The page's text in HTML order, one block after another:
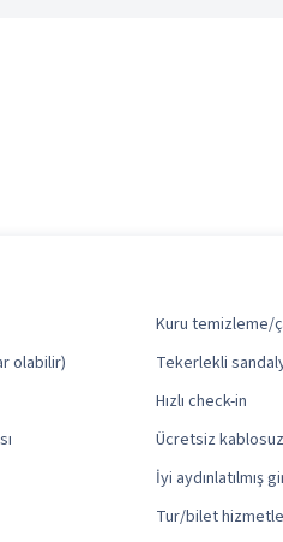
Kuru temizleme/
olabilir)
Tekerlekli
Hızlı check-in
Ücretsiz
İyi aydınlatılmış
Tur/bilet